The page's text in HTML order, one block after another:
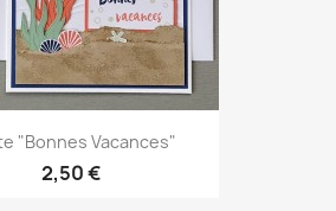
"Bonnes Vacances"
2,50 €